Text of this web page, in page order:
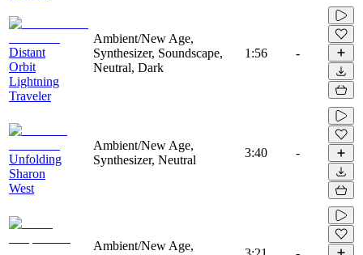
Distant
Orbit
Lightning
Traveler
Ambient/New Age,
Synthesizer, Soundscape,
Neutral, Dark
1:56 -
Unfolding
Sharon
West
Ambient/New Age,
Synthesizer, Neutral
3:40 -
Ambient/New Age,